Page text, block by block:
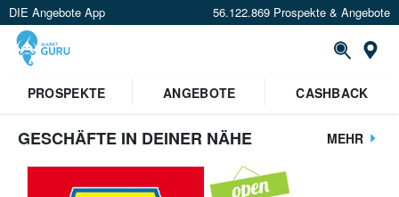
DIE Angebote App 56.122.869 Prospekte & Angebote
PROSPEKTE
ANGEBOTE CASHBACK
GESCHÄFTE IN DEINER NÄHE MEHR